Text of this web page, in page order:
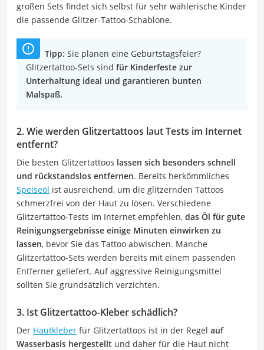
großen Sets findet sich selbst für sehr wählerische Kinder
die passende Glitzer-Tattoo-Schablone.
Tipp: Sie planen eine Geburtstagsfeier?
Glitzertattoo-Sets sind für Kinderfeste zur
Unterhaltung ideal und garantieren bunten
Malspaß.
2. Wie werden Glitzertattoos laut Tests im Internet
entfernt?
Die besten Glitzertattoos lassen sich besonders schnell
und rückstandslos entfernen. Bereits herkömmliches
Speiseöl ist ausreichend, um die glitzernden Tattoos
schmerzfrei von der Haut zu lösen. Verschiedene
Glitzertattoo-Tests im Internet empfehlen, das Öl für gute
Reinigungsergebnisse einige Minuten einwirken zu
lassen, bevor Sie das Tattoo abwischen. Manche
Glitzertattoo-Sets werden bereits mit einem passenden
Entferner geliefert. Auf aggressive Reinigungsmittel
sollten Sie grundsätzlich verzichten.
3. Ist Glitzertattoo-Kleber schädlich?
Der Hautkleber für Glitzertattoos ist in der Regel auf
Wasserbasis hergestellt und daher für die Haut nicht